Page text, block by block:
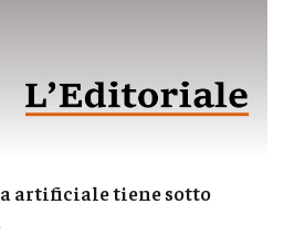
artificiale tiene sotto